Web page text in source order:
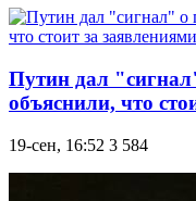
Путин дал
объяснили, что
19-сен, 16:52 3 584